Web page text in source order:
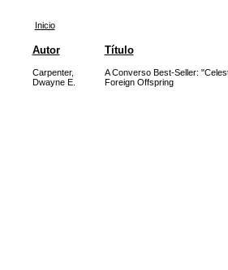
Inicio
Autor Título
Carpenter,
Dwayne E.
A Converso Best-Seller:
Foreign Offspring